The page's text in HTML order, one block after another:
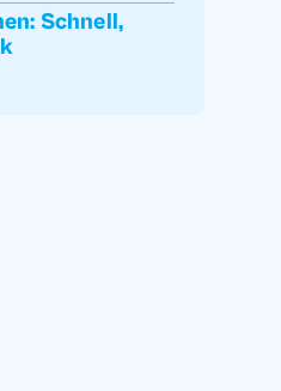
Schnell,